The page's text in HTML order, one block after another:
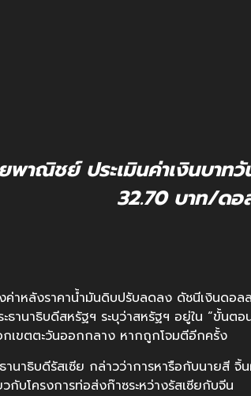
พาณิชย์ ประเมินค่าเงินบาท
32.70 บาท/ดอ
ค่าหลังราคาน้ำมันดิบปรับลดลง ดัชนีเงินด
ธานาธิบดีสหรัฐฯ ระบุว่าสหรัฐฯ อยู่ใน “ขั้นต
กเขตตะวันออกกลาง หากถูกโจมตีอีกครั้ง
านาธิบดีรัสเซีย กล่าวว่าการหารือกับนายสี จิ้
กับโครงการท่อส่งก๊าซระหว่างรัสเซียกับจีน